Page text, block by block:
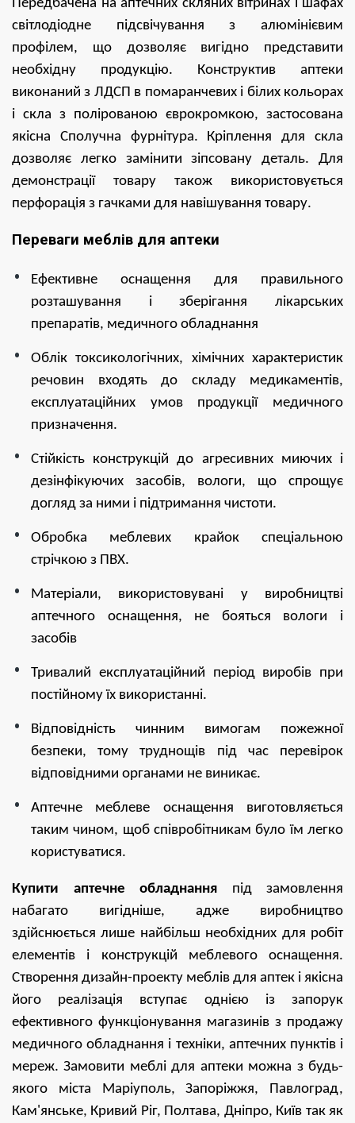
Передбачена на аптечних скляних вітринах і шафах
світлодіодне підсвічування з алюмінієвим
профілем, що дозволяє вигідно представити
необхідну продукцію. Конструктив аптеки
виконаний з ЛДСП в помаранчевих і білих кольорах
і скла з полірованою єврокромкою, застосована
якісна Сполучна фурнітура. Кріплення для скла
дозволяє легко замінити зіпсовану деталь. Для
демонстрації товару також використовується
перфорація з гачками для навішування товару.
Переваги меблів для аптеки
Ефективне оснащення для правильного
розташування і зберігання лікарських
препаратів, медичного обладнання
Облік токсикологічних, хімічних характеристик
речовин входять до складу медикаментів,
експлуатаційних умов продукції медичного
призначення.
Стійкість конструкцій до агресивних миючих і
дезінфікуючих засобів, вологи, що спрощує
догляд за ними і підтримання чистоти.
Обробка меблевих крайок спеціальною
стрічкою з ПВХ.
Матеріали, використовувані у виробництві
аптечного оснащення, не бояться вологи і
засобів
Тривалий експлуатаційний період виробів при
постійному їх використанні.
Відповідність чинним вимогам пожежної
безпеки, тому труднощів під час перевірок
відповідними органами не виникає.
Аптечне меблеве оснащення виготовляється
таким чином, щоб співробітникам було їм легко
користуватися.
Купити аптечне обладнання під замовлення
набагато вигідніше, адже виробництво
здійснюється лише найбільш необхідних для робіт
елементів і конструкцій меблевого оснащення.
Створення дизайн-проекту меблів для аптек і якісна
його реалізація вступає однією із запорук
ефективного функціонування магазинів з продажу
медичного обладнання і техніки, аптечних пунктів і
мереж. Замовити меблі для аптеки можна з будь-
якого міста Маріуполь, Запоріжжя, Павлоград,
Кам'янське, Кривий Ріг, Полтава, Дніпро, Київ так як